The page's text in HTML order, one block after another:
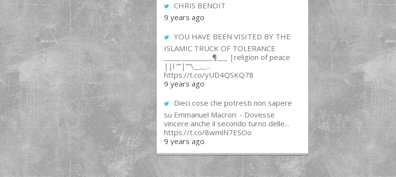
CHRIS BENOIT
9 years ago
YOU HAVE BEEN VISITED BY THE
ISLAMIC TRUCK OF TOLERANCE
______________¶___ |religion of peace
||l “”|””\__,_...
https://t.co/yUD4QSKQ78
9 years ago
Dieci cose che potresti non sapere
su Emmanuel Macron: - Dovesse
vincere anche il secondo turno delle...
https://t.co/8wmlN7ESOo
9 years ago